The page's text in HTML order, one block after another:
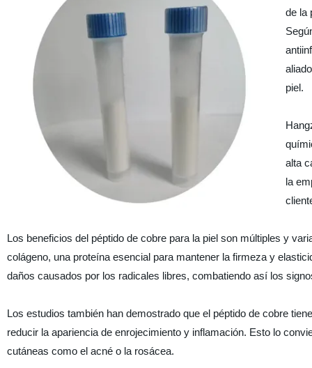
de la
piel.
alta
la
Los beneficios del péptido de cobre para la piel son múltiples y
colágeno, una proteína esencial para mantener la firmeza y
daños causados por los radicales libres, combatiendo así los
Los estudios también han demostrado que el péptido de cobre
reducir la apariencia de enrojecimiento y inflamación. Esto lo
cutáneas como el acné o la rosácea.